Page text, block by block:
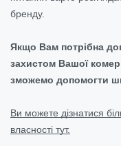
бренду.
Якщо Вам потрібна
захистом Вашої
зможемо допомогти
Ви можете дізнатися
власності тут.